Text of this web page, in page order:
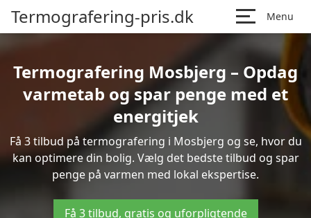
Termografering-pris.dk Menu
Termografering Mosbjerg – Opdag
varmetab og spar penge med et
energitjek
Få 3 tilbud på termografering i Mosbjerg og se, hvor du
kan optimere din bolig. Vælg det bedste tilbud og spar
penge på varmen med lokal ekspertise.
Få 3 tilbud, gratis og uforpligtende